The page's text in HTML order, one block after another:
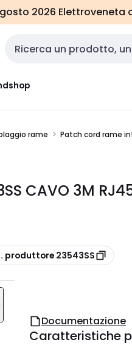
2026 Elettroveneta
Cerca input
rame Patch cord rame
CAVO 3M
produttore 23543SS
Documentazione
Caratteristiche